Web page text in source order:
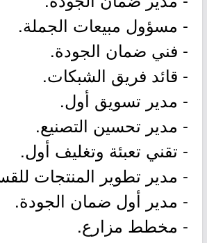
- مسؤول مبيعات الجملة.
- فني ضمان الجودة.
- قائد فريق الشبكات.
- مدير تسويق أول.
- مدير تحسين التصنيع.
- تقني تعبئة وتغليف أول.
- مدير تطوير المنتجات
- مدير أول ضمان الجودة.
- مخطط مزارع.